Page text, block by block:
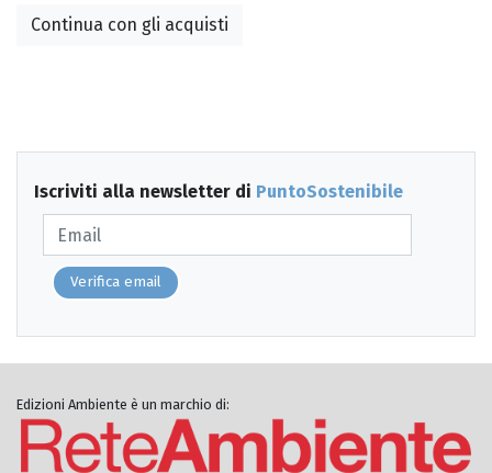
Continua con gli acquisti
Iscriviti alla newsletter di PuntoSostenibile
Verifica email
Edizioni Ambiente è un marchio di: